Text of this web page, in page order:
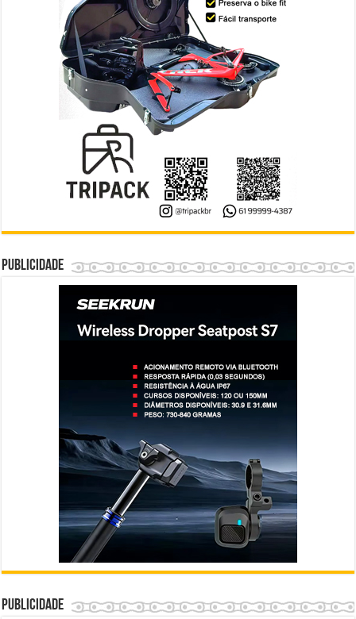
Publicidade
Publicidade